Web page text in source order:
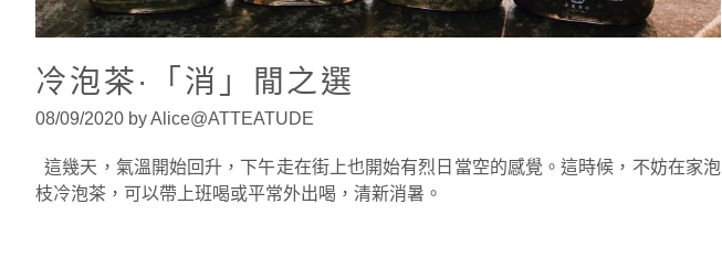
冷泡茶·「消」閒之選
08/09/2020 by Alice@ATTEATUDE
這幾天，氣溫開始回升，下午走在街上也開始有烈日當空的感覺。這時候，不妨在家泡
枝冷泡茶，可以帶上班喝或平常外出喝，清新消暑。